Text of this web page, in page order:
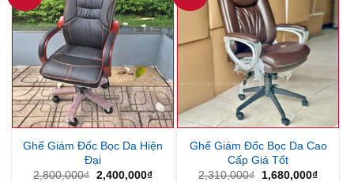
Ghế Giám Đốc Bọc Da Hiện
Đại
2,800,000₫ Giá
2,400,000₫Giá
Ghế Giám Đốc Bọc Da Cao
Cấp Giá Tốt
2,310,000₫
Giá
1,680,000₫Giá